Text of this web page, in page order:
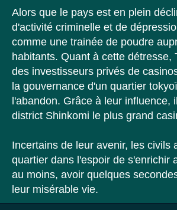
Alors que le pays est en plein
d'activité criminelle et de
comme une trainée de poudre
habitants. Quant à cette détresse,
des investisseurs privés de
la gouvernance d'un quartier
l'abandon. Grâce à leur influence,
district Shinkomi le plus grand
Incertains de leur avenir, les civils
quartier dans l'espoir de s'enrichir
au moins, avoir quelques
leur misérable vie.